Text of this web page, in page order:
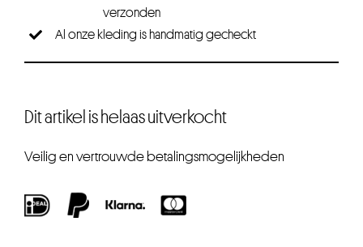
verzonden
Al onze kleding is handmatig gecheckt
Dit artikel is helaas uitverkocht
Veilig en vertrouwde betalingsmogelijkheden